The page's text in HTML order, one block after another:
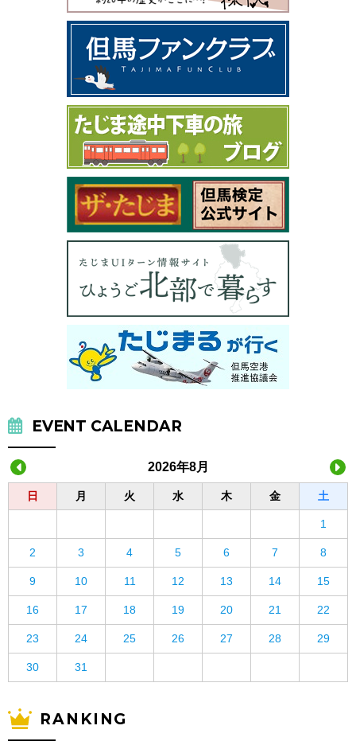
EVENT CALENDAR
2026年8月
日 月 火 水 木 金 土
1
2 3 4 5 6 7 8
9 10 11 12 13 14 15
16 17 18 19 20 21 22
23 24 25 26 27 28 29
30 31
RANKING